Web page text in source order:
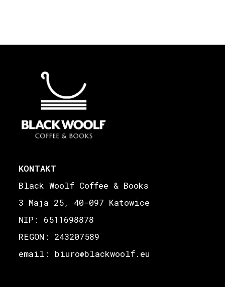
KONTAKT
Black Woolf Coffee & Books
3 Maja 25, 40-097 Katowice
NIP: 6511698878
REGON: 243207589
email: biuro@blackwoolf.eu